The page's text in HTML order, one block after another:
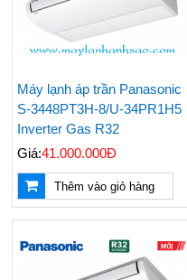
Máy lạnh áp trần Panasonic
S-3448PT3H-8/U-34PR1H5
Inverter Gas R32
Giá:41.000.000Đ
Thêm vào giỏ hàng